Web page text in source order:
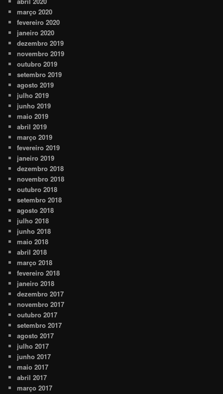
março 2020
fevereiro 2020
janeiro 2020
dezembro 2019
novembro 2019
outubro 2019
setembro 2019
agosto 2019
julho 2019
junho 2019
maio 2019
abril 2019
março 2019
fevereiro 2019
janeiro 2019
dezembro 2018
novembro 2018
outubro 2018
setembro 2018
agosto 2018
julho 2018
junho 2018
maio 2018
abril 2018
março 2018
fevereiro 2018
janeiro 2018
dezembro 2017
novembro 2017
outubro 2017
setembro 2017
agosto 2017
julho 2017
junho 2017
maio 2017
abril 2017
março 2017